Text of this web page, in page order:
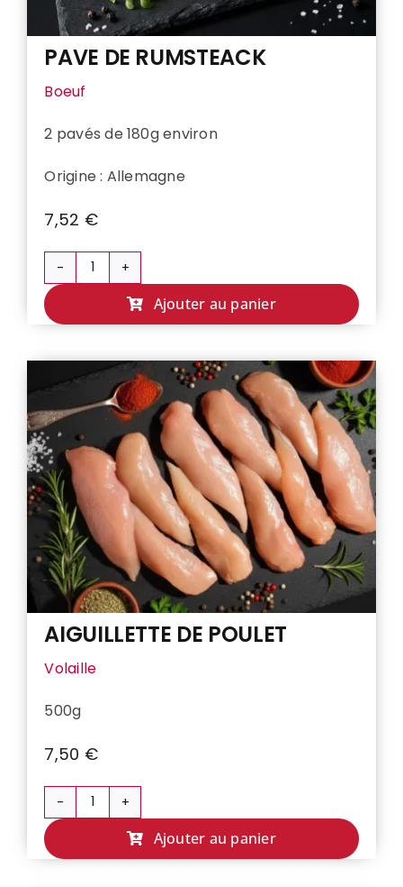
PAVE DE RUMSTEACK
Boeuf
2 pavés de 180g environ
Origine : Allemagne
7,52 €
quantité
PAVE
RUMSTEACK
Ajouter au panier
AIGUILLETTE DE POULET
Volaille
500g
7,50 €
quantité
AIGUILLETTE
Ajouter au panier